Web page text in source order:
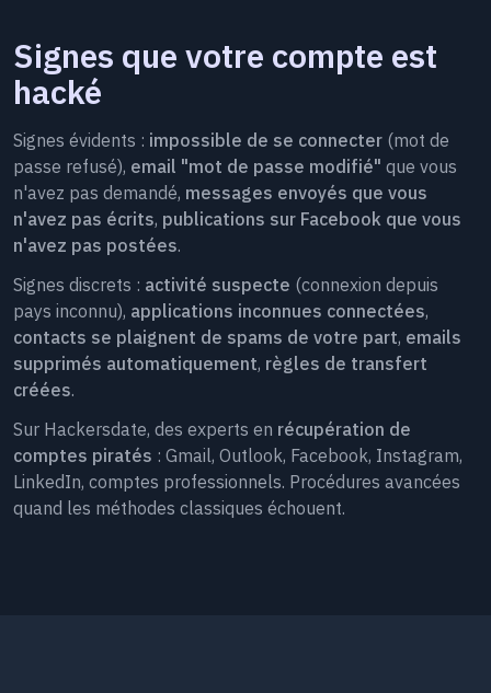
Signes que votre compte est
hacké
Signes évidents : impossible de se connecter (mot de
passe refusé), email "mot de passe modifié" que vous
n'avez pas demandé, messages envoyés que vous
n'avez pas écrits, publications sur Facebook que vous
n'avez pas postées.
Signes discrets : activité suspecte (connexion depuis
pays inconnu), applications inconnues connectées,
contacts se plaignent de spams de votre part, emails
supprimés automatiquement, règles de transfert
créées.
Sur Hackersdate, des experts en récupération de
comptes piratés : Gmail, Outlook, Facebook, Instagram,
LinkedIn, comptes professionnels. Procédures avancées
quand les méthodes classiques échouent.